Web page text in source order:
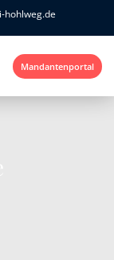
hohlweg.de
Mandantenportal